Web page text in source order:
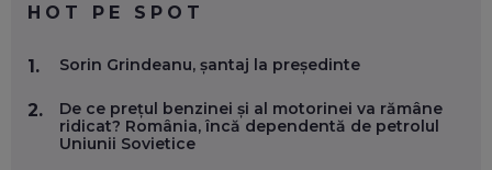
FOLOSEȘTI TEHNOLOGIA CA SĂ FII MAI BUN LA JOB. ȘI CUM
EP. 58
HOT PE SPOT
1. Sorin Grindeanu, șantaj la președinte
2.
De ce prețul benzinei și al motorinei va rămâne
ridicat? România, încă dependentă de petrolul
Uniunii Sovietice